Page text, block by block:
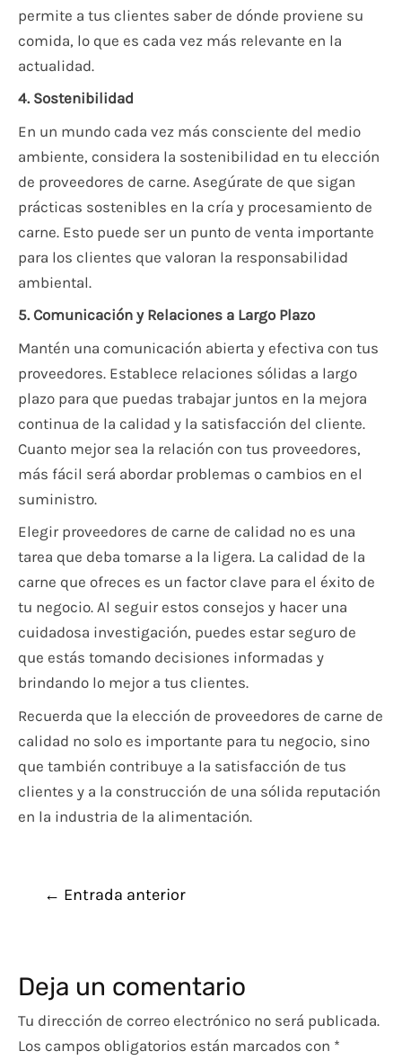
permite a tus clientes saber de dónde proviene su
comida, lo que es cada vez más relevante en la
actualidad.
4. Sostenibilidad
En un mundo cada vez más consciente del medio
ambiente, considera la sostenibilidad en tu elección
de proveedores de carne. Asegúrate de que sigan
prácticas sostenibles en la cría y procesamiento de
carne. Esto puede ser un punto de venta importante
para los clientes que valoran la responsabilidad
ambiental.
5. Comunicación y Relaciones a Largo Plazo
Mantén una comunicación abierta y efectiva con tus
proveedores. Establece relaciones sólidas a largo
plazo para que puedas trabajar juntos en la mejora
continua de la calidad y la satisfacción del cliente.
Cuanto mejor sea la relación con tus proveedores,
más fácil será abordar problemas o cambios en el
suministro.
Elegir proveedores de carne de calidad no es una
tarea que deba tomarse a la ligera. La calidad de la
carne que ofreces es un factor clave para el éxito de
tu negocio. Al seguir estos consejos y hacer una
cuidadosa investigación, puedes estar seguro de
que estás tomando decisiones informadas y
brindando lo mejor a tus clientes.
Recuerda que la elección de proveedores de carne de
calidad no solo es importante para tu negocio, sino
que también contribuye a la satisfacción de tus
clientes y a la construcción de una sólida reputación
en la industria de la alimentación.
← Entrada anterior
Deja un comentario
Tu dirección de correo electrónico no será publicada.
Los campos obligatorios están marcados con *